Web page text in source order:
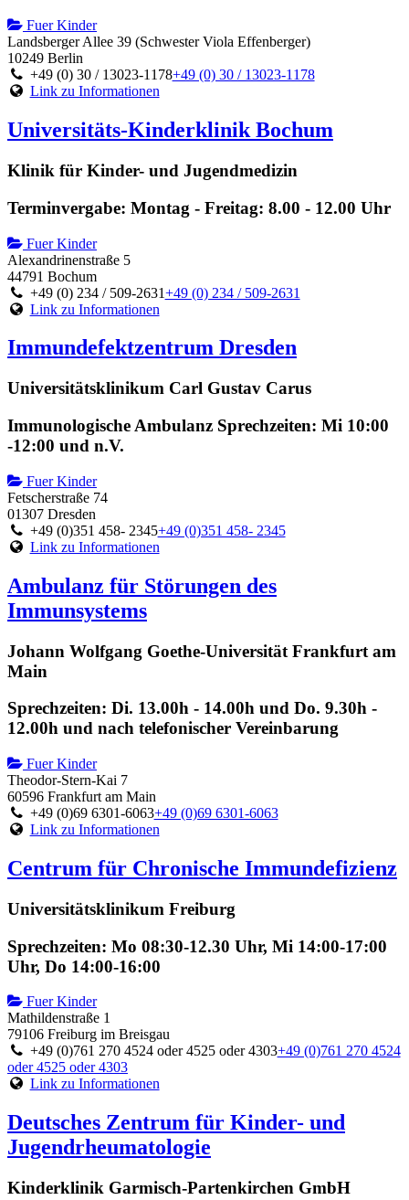
Fuer Kinder
Landsberger Allee 39 (Schwester Viola Effenberger)
10249 Berlin
+49 (0) 30 / 13023-1178+49 (0) 30 / 13023-1178
Link zu Informationen
Universitäts-Kinderklinik Bochum
Klinik für Kinder- und Jugendmedizin
Terminvergabe: Montag - Freitag: 8.00 - 12.00 Uhr
Fuer Kinder
Alexandrinenstraße 5
44791 Bochum
+49 (0) 234 / 509-2631+49 (0) 234 / 509-2631
Link zu Informationen
Immundefektzentrum Dresden
Universitätsklinikum Carl Gustav Carus
Immunologische Ambulanz Sprechzeiten: Mi 10:00
-12:00 und n.V.
Fuer Kinder
Fetscherstraße 74
01307 Dresden
+49 (0)351 458- 2345+49 (0)351 458- 2345
Link zu Informationen
Ambulanz für Störungen des
Immunsystems
Johann Wolfgang Goethe-Universität Frankfurt am
Main
Sprechzeiten: Di. 13.00h - 14.00h und Do. 9.30h -
12.00h und nach telefonischer Vereinbarung
Fuer Kinder
Theodor-Stern-Kai 7
60596 Frankfurt am Main
+49 (0)69 6301-6063+49 (0)69 6301-6063
Link zu Informationen
Centrum für Chronische Immundefizienz
Universitätsklinikum Freiburg
Sprechzeiten: Mo 08:30-12.30 Uhr, Mi 14:00-17:00
Uhr, Do 14:00-16:00
Fuer Kinder
Mathildenstraße 1
79106 Freiburg im Breisgau
+49 (0)761 270 4524 oder 4525 oder 4303+49 (0)761 270 4524
oder 4525 oder 4303
Link zu Informationen
Deutsches Zentrum für Kinder- und
Jugendrheumatologie
Kinderklinik Garmisch-Partenkirchen GmbH